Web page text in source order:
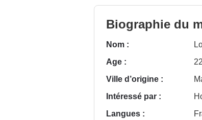
Biographie du
Nom :
Age :
Ville d’origine :
Intéressé par :
Langues :